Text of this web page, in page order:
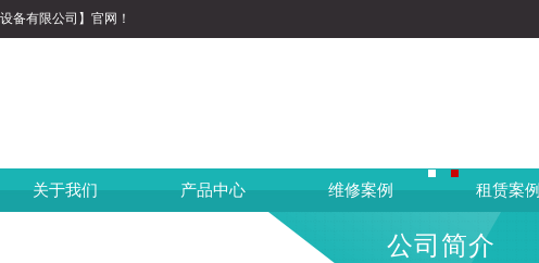
备有限公司】官网！
关于我们 产品中心 维修案例 租赁案例
公司简介